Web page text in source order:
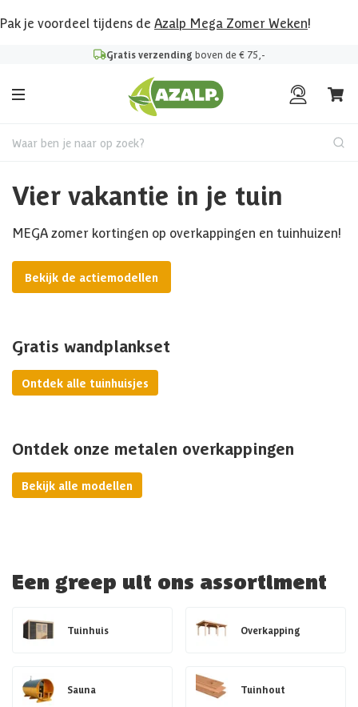
Pak je voordeel tijdens de Azalp Mega Zomer Weken!
Gratis verzending boven de € 75,-
Waar ben je naar op zoek?
Vier vakantie in je tuin
MEGA zomer kortingen op overkappingen en tuinhuizen!
Bekijk de actiemodellen
Gratis wandplankset
Ontdek alle tuinhuisjes
Ontdek onze metalen overkappingen
Bekijk alle modellen
Een greep uit ons assortiment
Tuinhuis Overkapping
Sauna Tuinhout